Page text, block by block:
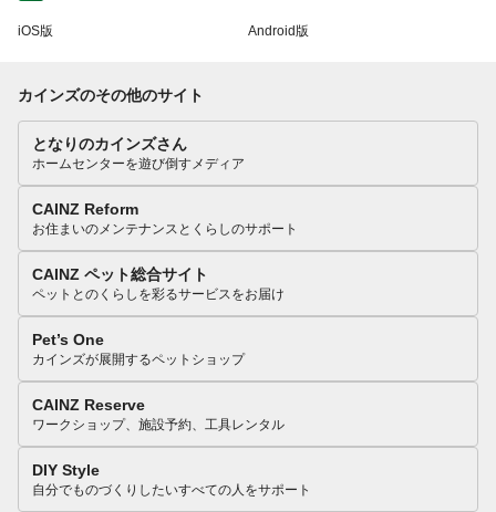
iOS版 Android版
カインズのその他のサイト
となりのカインズさん
ホームセンターを遊び倒すメディア
CAINZ Reform
お住まいのメンテナンスとくらしのサポート
CAINZ ペット総合サイト
ペットとのくらしを彩るサービスをお届け
Pet’s One
カインズが展開するペットショップ
CAINZ Reserve
ワークショップ、施設予約、工具レンタル
DIY Style
自分でものづくりしたいすべての人をサポート